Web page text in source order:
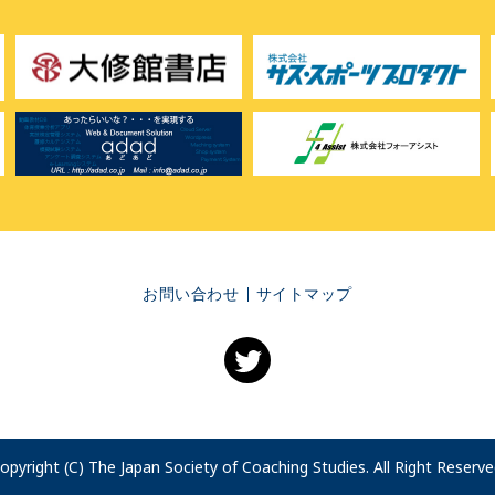
お問い合わせ サイトマップ
(C) The Japan Society of Coaching Studies. All Right